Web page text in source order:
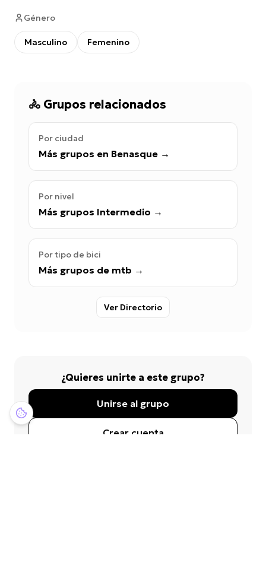
Género
Masculino Femenino
🚴 Grupos relacionados
Por ciudad
Más grupos en Benasque →
Por nivel
Más grupos Intermedio →
Por tipo de bici
Más grupos de mtb →
Ver Directorio
¿Quieres unirte a este grupo?
Unirse al grupo
Crear cuenta